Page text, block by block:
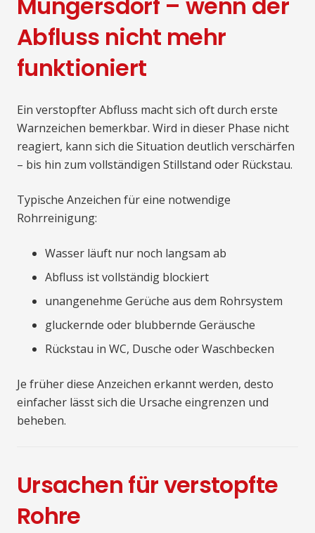
Abfluss nicht mehr
funktioniert
Ein verstopfter Abfluss macht sich oft durch erste
Warnzeichen bemerkbar. Wird in dieser Phase nicht
reagiert, kann sich die Situation deutlich verschärfen
– bis hin zum vollständigen Stillstand oder Rückstau.
Typische Anzeichen für eine notwendige
Rohrreinigung:
Wasser läuft nur noch langsam ab
Abfluss ist vollständig blockiert
unangenehme Gerüche aus dem Rohrsystem
gluckernde oder blubbernde Geräusche
Rückstau in WC, Dusche oder Waschbecken
Je früher diese Anzeichen erkannt werden, desto
einfacher lässt sich die Ursache eingrenzen und
beheben.
Ursachen für verstopfte
Rohre